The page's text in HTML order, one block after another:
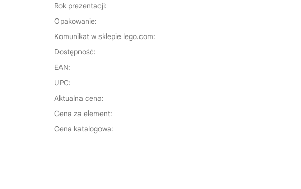
Rok prezentacji:
Opakowanie:
Komunikat w sklepie lego.com:
Dostępność:
EAN:
UPC:
Aktualna cena:
Cena za element:
Cena katalogowa: